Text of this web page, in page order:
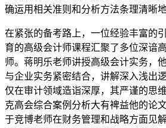
确运用相关准则和分析方法条理清晰地
在紧张的备考路上，一位经验丰富的
育的高级会计师课程汇聚了多位深谙
师。蒋明乐老师讲授高级会计实务，
与企业实务紧密结合，讲解深入浅出
仅在审计领域造诣深厚，其严谨的思
克高会综合案例分析大有裨益他的论
于竞博老师在财务管理和战略方面见